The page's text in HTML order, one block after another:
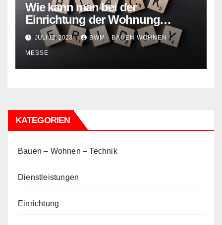
Wie kann man bei der
Einrichtung der Wohnung
sparen?
JULI 12, 2023 BWM - BAUEN WOHNEN
MESSE
KATEGORIEN
Bauen – Wohnen – Technik
Dienstleistungen
Einrichtung